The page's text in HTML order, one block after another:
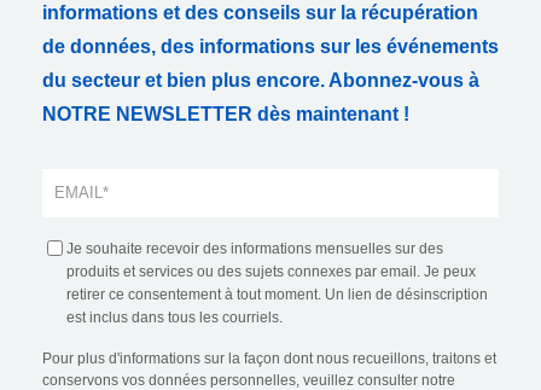
informations et des conseils sur la récupération
de données, des informations sur les événements
du secteur et bien plus encore. Abonnez-vous à
NOTRE NEWSLETTER dès maintenant !
Je souhaite recevoir des informations mensuelles sur des
produits et services ou des sujets connexes par email. Je peux
retirer ce consentement à tout moment. Un lien de désinscription
est inclus dans tous les courriels.
Pour plus d'informations sur la façon dont nous recueillons, traitons et
conservons vos données personnelles, veuillez consulter notre